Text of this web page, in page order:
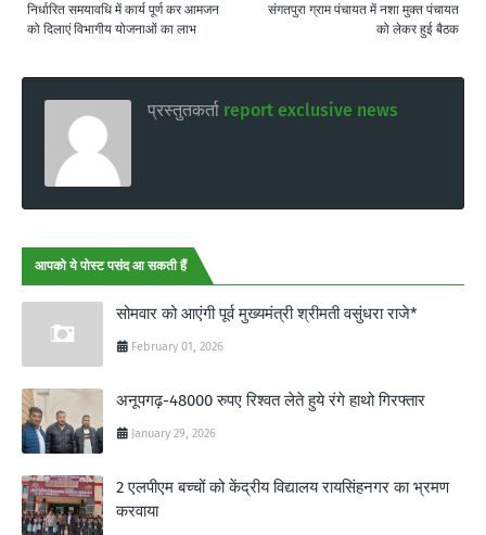
संगतपुरा ग्राम पंचायत में नशा मुक्त पंचायत
को लेकर हुई बैठक
निर्धारित समयावधि में कार्य पूर्ण कर आमजन
को दिलाएं विभागीय योजनाओं का लाभ
प्रस्तुतकर्ता report exclusive news
आपको ये पोस्ट पसंद आ सकती हैं
सोमवार को आएंगी पूर्व मुख्यमंत्री श्रीमती वसुंधरा राजे*
February 01, 2026
अनूपगढ़-48000 रुपए रिश्वत लेते हुये रंगे हाथो गिरफ्तार
January 29, 2026
2 एलपीएम बच्चों को केंद्रीय विद्यालय रायसिंहनगर का भ्रमण
करवाया